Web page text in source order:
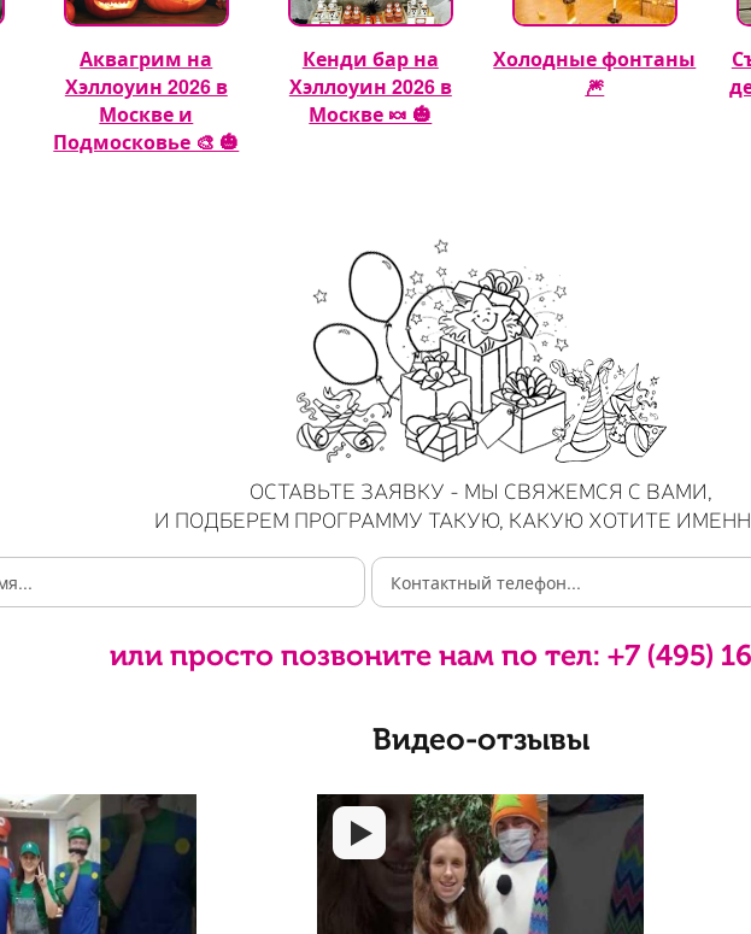
Аквагрим на
Хэллоуин 2026 в
Москве и
Подмосковье 🎨 🎃
Кенди бар на
Хэллоуин 2026 в
Москве 🍬 🎃
Холодные фонтаны
🎆
ОСТАВЬТЕ ЗАЯВКУ - МЫ СВЯЖЕМСЯ С ВАМИ,
И ПОДБЕРЕМ ПРОГРАММУ ТАКУЮ, КАКУЮ ХОТИТЕ
или просто позвоните нам по тел: +7 (495)
Видео-отзывы